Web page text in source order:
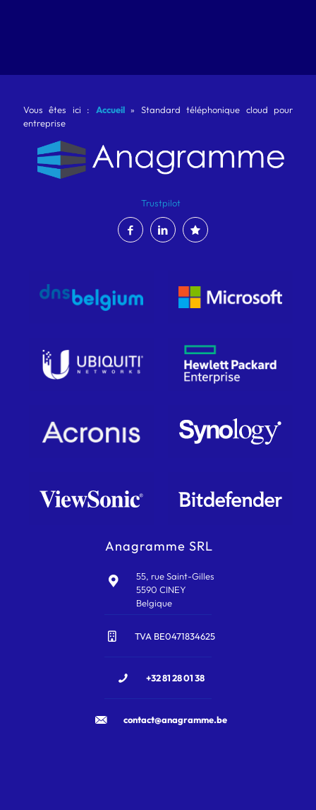
Vous êtes ici : Accueil» Standard téléphonique cloud pour
entreprise
Trustpilot
Anagramme SRL
55, rue Saint-Gilles
5590 CINEY
Belgique
TVA BE0471834625
+32 81 28 01 38
contact@anagramme.be